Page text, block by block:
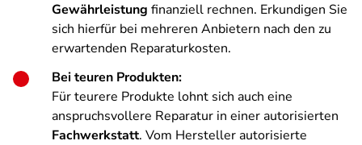
Gewährleistung finanziell rechnen. Erkundigen Sie
sich hierfür bei mehreren Anbietern nach den zu
erwartenden Reparaturkosten.
Bei teuren Produkten:
Für teurere Produkte lohnt sich auch eine
anspruchsvollere Reparatur in einer autorisierten
Fachwerkstatt. Vom Hersteller autorisierte